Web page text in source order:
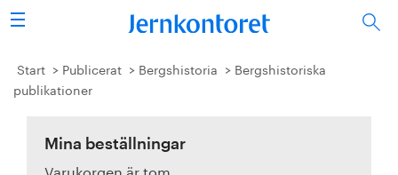
Sök
Stålindustrin
Forskning/utbildning
Start Publicerat Bergshistoria
Bergshistoriska
publikationer
Mina beställningar
Varukorgen är tom